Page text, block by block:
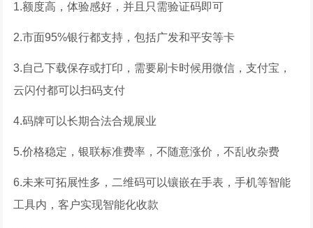
1.额度高，体验感好，并且只需验证码即可
2.市面95%银行都支持，包括广发和平安等卡
3.自己下载保存或打印，需要刷卡时候用微信，支付宝，
云闪付都可以扫码支付
4.码牌可以长期合法合规展业
5.价格稳定，银联标准费率，不随意涨价，不乱收杂费
6.未来可拓展性多，二维码可以镶嵌在手表，手机等智能
工具内，客户实现智能化收款